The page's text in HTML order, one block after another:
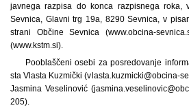
javnega razpisa do konca razpisnega roka,
Sevnica, Glavni trg 19a, 8290 Sevnica, v
strani Občine Sevnica (www.obcina-
(www.kstm.si).
Pooblaščeni osebi za posredovanje
sta Vlasta Kuzmički (vlasta.kuzmicki@obcina-
Jasmina Veselinović
205).